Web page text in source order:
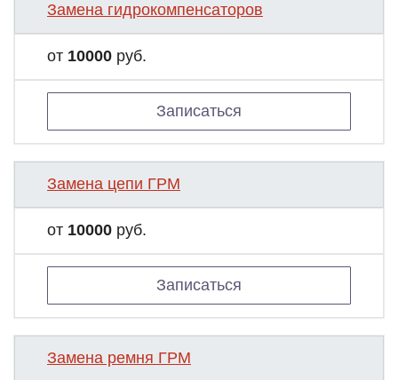
Замена гидрокомпенсаторов
от 10000 руб.
Записаться
Замена цепи ГРМ
от 10000 руб.
Записаться
Замена ремня ГРМ